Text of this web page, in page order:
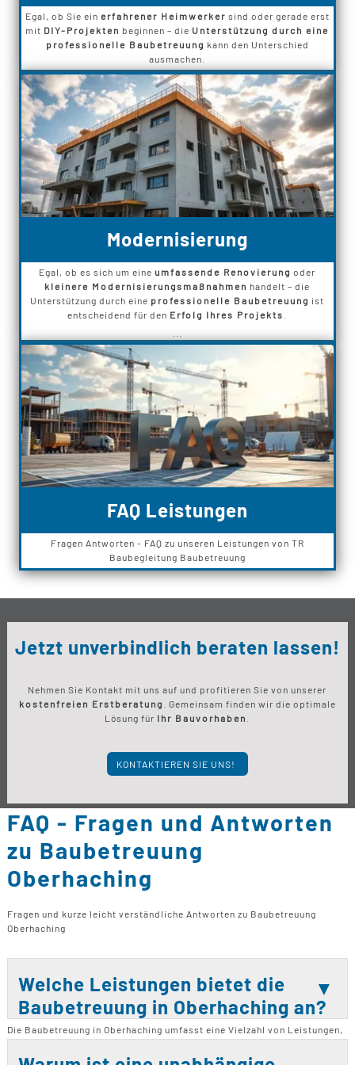
Egal, ob Sie ein erfahrener Heimwerker sind oder gerade erst
mit DIY-Projekten beginnen – die Unterstützung durch eine
professionelle Baubetreuung kann den Unterschied
ausmachen.
Modernisierung
Egal, ob es sich um eineumfassende Renovierung oder
kleinere Modernisierungsmaßnahmen handelt – die
Unterstützung durch eine professionelle Baubetreuung ist
entscheidend für den Erfolg Ihres Projekts
FAQ Leistungen
Fragen Antworten - FAQ zu unseren Leistungen von TR
Baubegleitung Baubetreuung
Jetzt unverbindlich beraten lassen!
Nehmen Sie Kontakt mit uns auf und profitieren Sie von unserer
kostenfreien Erstberatung
. Gemeinsam finden wir die optimale
Lösung für Ihr Bauvorhaben
KONTAKTIEREN SIE UNS!
FAQ - Fragen und Antworten
zu Baubetreuung
Oberhaching
Fragen und kurze leicht verständliche Antworten zu Baubetreuung
Oberhaching
Welche Leistungen bietet die
Baubetreuung in Oberhaching an?
Die Baubetreuung in Oberhaching umfasst eine Vielzahl von Leistungen,
sowie Balkon- und Terrassensanierungen. Darüber hinaus bietet sie